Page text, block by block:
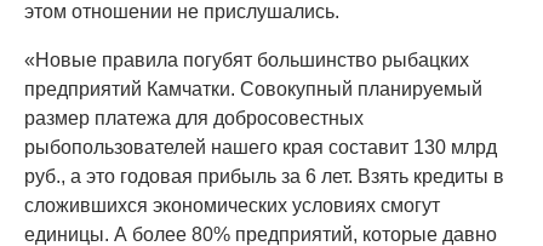
этом отношении не прислушались.
«Новые правила погубят большинство рыбацких
предприятий Камчатки. Совокупный планируемый
размер платежа для добросовестных
рыбопользователей нашего края составит 130 млрд
руб., а это годовая прибыль за 6 лет. Взять кредиты в
сложившихся экономических условиях смогут
единицы. А более 80% предприятий, которые давно